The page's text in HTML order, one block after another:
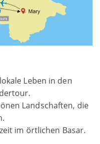
Leben in den
Landschaften, die
im örtlichen Basar.